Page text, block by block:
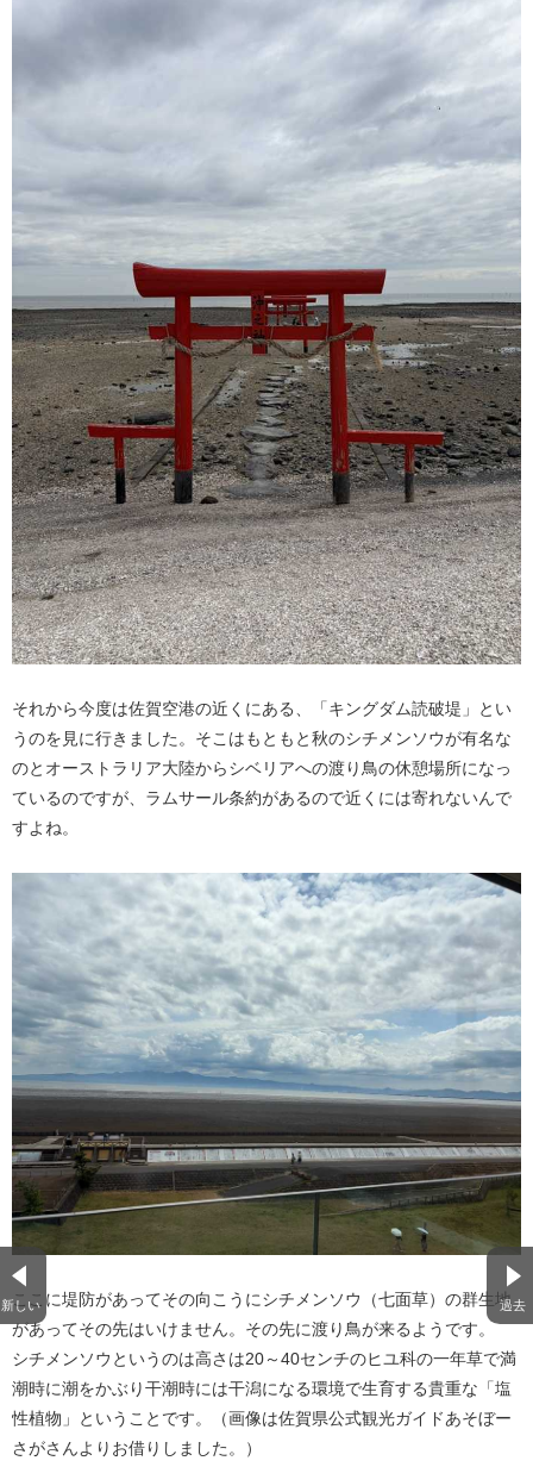
それから今度は佐賀空港の近くにある、「キングダム読破堤」とい
うのを見に行きました。そこはもともと秋のシチメンソウが有名な
のとオーストラリア大陸からシベリアへの渡り鳥の休憩場所になっ
ているのですが、ラムサール条約があるので近くには寄れないんで
すよね。
ここに堤防があってその向こうにシチメンソウ（七面草）の群生地
があってその先はいけません。その先に渡り鳥が来るようです。
シチメンソウというのは高さは20～40センチのヒユ科の一年草で満
潮時に潮をかぶり干潮時には干潟になる環境で生育する貴重な「塩
性植物」ということです。（画像は佐賀県公式観光ガイドあそぼー
さがさんよりお借りしました。）
新しい 過去